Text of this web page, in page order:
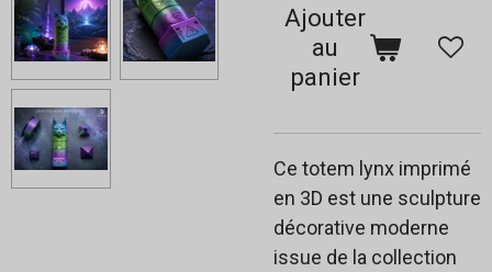
Ajouter
au
panier
Ce totem lynx imprimé
en 3D est une sculpture
décorative moderne
issue de la collection